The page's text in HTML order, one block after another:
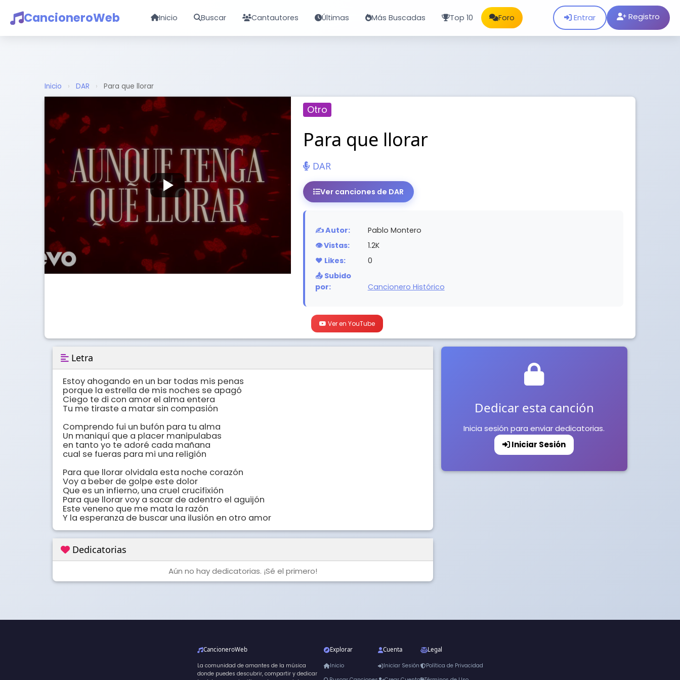
CancioneroWeb Inicio Buscar Cantautores Últimas Más Buscadas Top 10 Foro Entrar Registro
Inicio › DAR › Para que llorar
Otro
Para que llorar
DAR
Ver canciones de DAR
✍️ Autor:
Pablo Montero
👁️ Vistas:
1.2K
❤️ Likes:
0
📤 Subido
por:
Cancionero Histórico
Ver en YouTube
Letra
Estoy ahogando en un bar todas mis penas
porque la estrella de mis noches se apagó
Ciego te di con amor el alma entera
Tu me tiraste a matar sin compasión
Comprendo fui un bufón para tu alma
Un maniquí que a placer manipulabas
en tanto yo te adoré cada mañana
cual se fueras para mi una religión
Para que llorar olvidala esta noche corazón
Voy a beber de golpe este dolor
Que es un infierno, una cruel crucifixión
Para que llorar voy a sacar de adentro el aguijón
Este veneno que me mata la razón
Y la esperanza de buscar una ilusión en otro amor
Dedicatorias
Aún no hay dedicatorias. ¡Sé el primero!
Dedicar esta canción
Inicia sesión para enviar dedicatorias.
Iniciar Sesión
CancioneroWeb
La comunidad de amantes de la música
donde puedes descubrir, compartir y dedicar
Explorar
Inicio
Cuenta
Iniciar Sesión
Legal
Política de Privacidad